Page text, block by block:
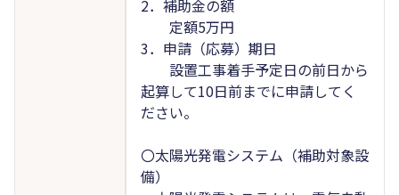
2．補助金の額
定額5万円
3．申請（応募）期日
設置工事着手予定日の前日から
起算して10日前までに申請してく
ださい。
〇太陽光発電システム（補助対象設
備）